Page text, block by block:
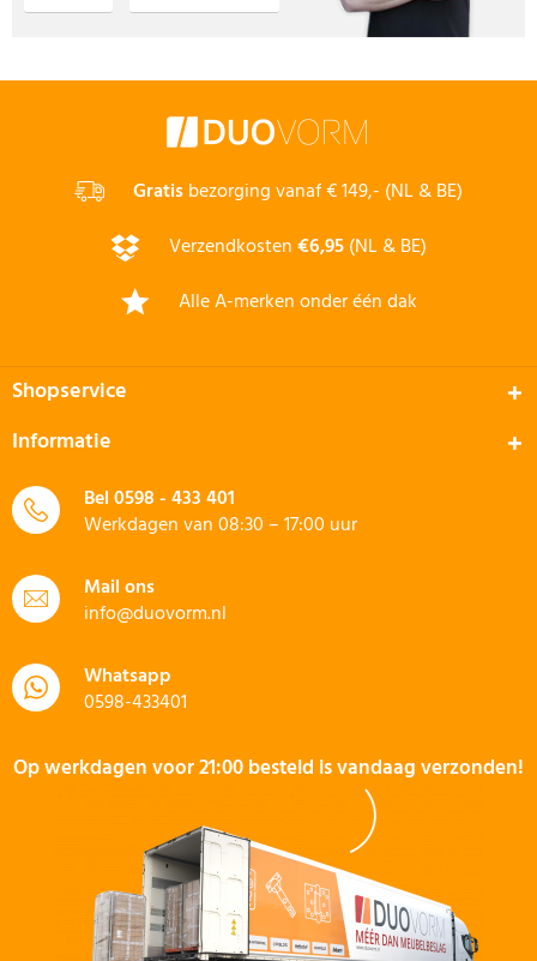
Gratisbezorging vanaf € 149,- (NL & BE)
Verzendkosten€6,95(NL & BE)
Alle A-merken onder één dak
Shopservice
Informatie
Bel0598 - 433 401
Werkdagen van 08:30 – 17:00 uur
Mail ons
info@duovorm.nl
Whatsapp
0598-433401
Op werkdagen voor 21:00 besteld is vandaag verzonden!